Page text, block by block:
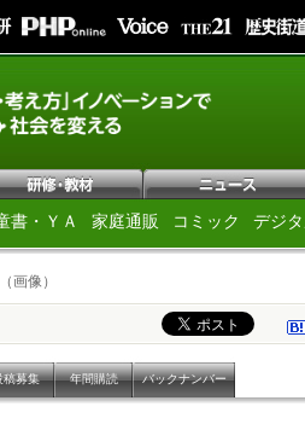
書・ＹＡ 家庭通販 コミック デジ
画像）
稿募集 年間購読 バックナンバー